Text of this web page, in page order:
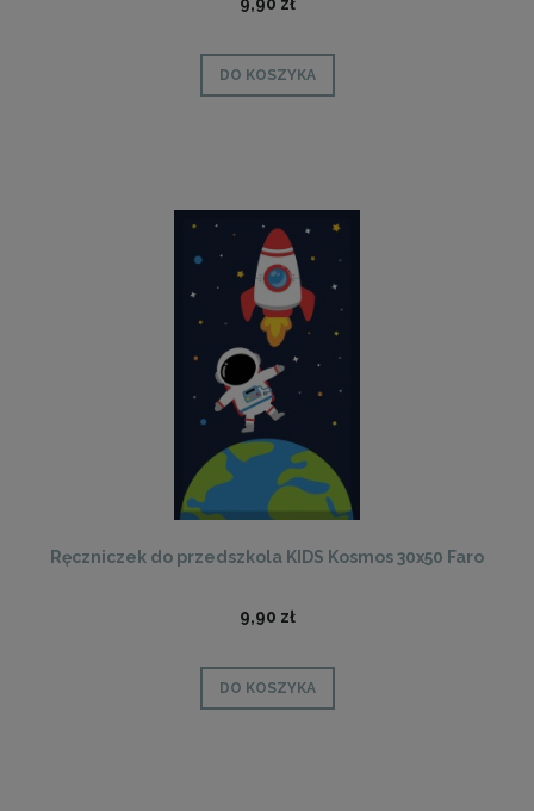
DO KOSZYKA
Ręczniczek do przedszkola KIDS Kosmos 30x50 Faro
9,90 zł
DO KOSZYKA